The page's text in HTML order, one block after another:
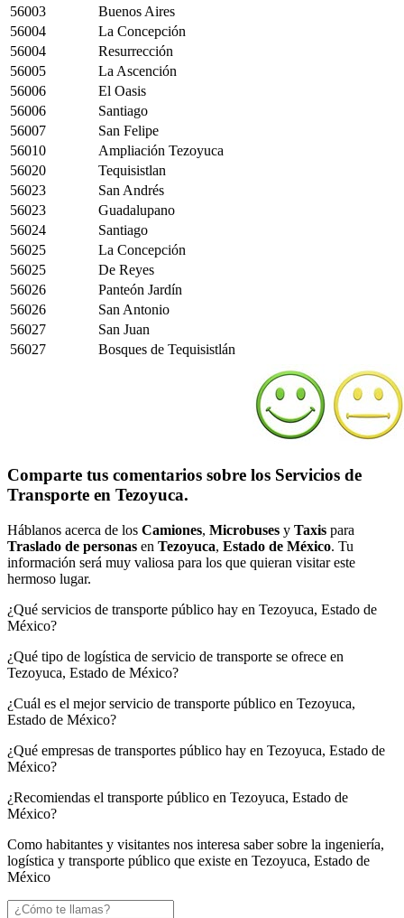
56003
Buenos Aires
56004
La Concepción
56004
Resurrección
56005
La Ascención
56006
El Oasis
56006
Santiago
56007
San Felipe
56010
Ampliación Tezoyuca
56020
Tequisistlan
56023
San Andrés
56023
Guadalupano
56024
Santiago
56025
La Concepción
56025
De Reyes
56026
Panteón Jardín
56026
San Antonio
56027
San Juan
56027
Bosques de Tequisistlán
Comparte tus comentarios sobre los Servicios de
Transporte en Tezoyuca.
Háblanos acerca de los Camiones, Microbuses y Taxis para
Traslado de personas en Tezoyuca, Estado de México. Tu
información será muy valiosa para los que quieran visitar este
hermoso lugar.
¿Qué servicios de transporte público hay en Tezoyuca, Estado de
México?
¿Qué tipo de logística de servicio de transporte se ofrece en
Tezoyuca, Estado de México?
¿Cuál es el mejor servicio de transporte público en Tezoyuca,
Estado de México?
¿Qué empresas de transportes público hay en Tezoyuca, Estado de
México?
¿Recomiendas el transporte público en Tezoyuca, Estado de
México?
Como habitantes y visitantes nos interesa saber sobre la ingeniería,
logística y transporte público que existe en Tezoyuca, Estado de
México